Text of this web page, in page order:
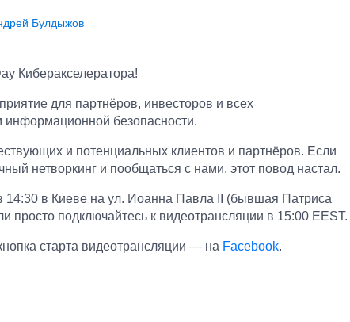
Булдыжов
Киберакселератора!
для партнёров, инвесторов и всех
безопасности.
и потенциальных клиентов и партнёров. Если
нетворкинг и пообщаться с нами, этот повод настал.
14:30 в Киеве на ул. Иоанна Павла II (бывшая Патриса
просто подключайтесь к видеотрансляции в 15:00 EEST.
старта видеотрансляции — на Facebook.